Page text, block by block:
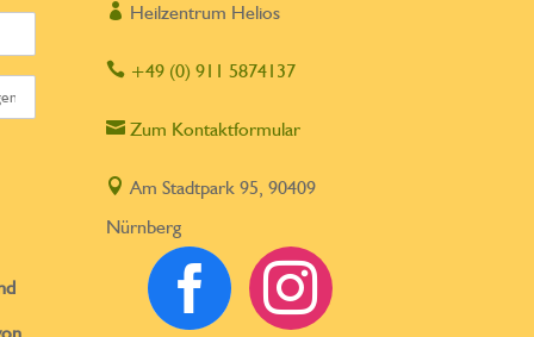
 Heilzentrum Helios
 +49 (0) 911 5874137
 Zum Kontaktformular
 Am Stadtpark 95, 90409
Nürnberg
 